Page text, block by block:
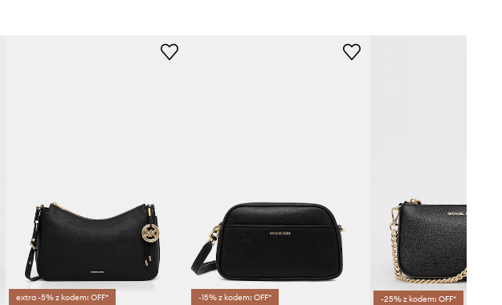
extra -5% z kodem: OFF* -15% z kodem: OFF* -25% z kodem: OFF*